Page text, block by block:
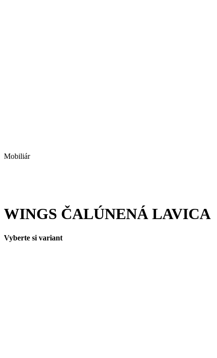
Mobiliár
WINGS ČALÚNENÁ LAVICA
Vyberte si variant